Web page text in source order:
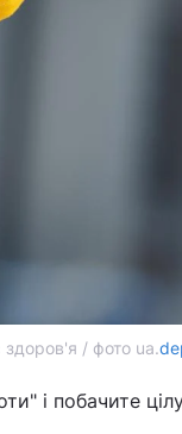
/ фото ua.
і побачите